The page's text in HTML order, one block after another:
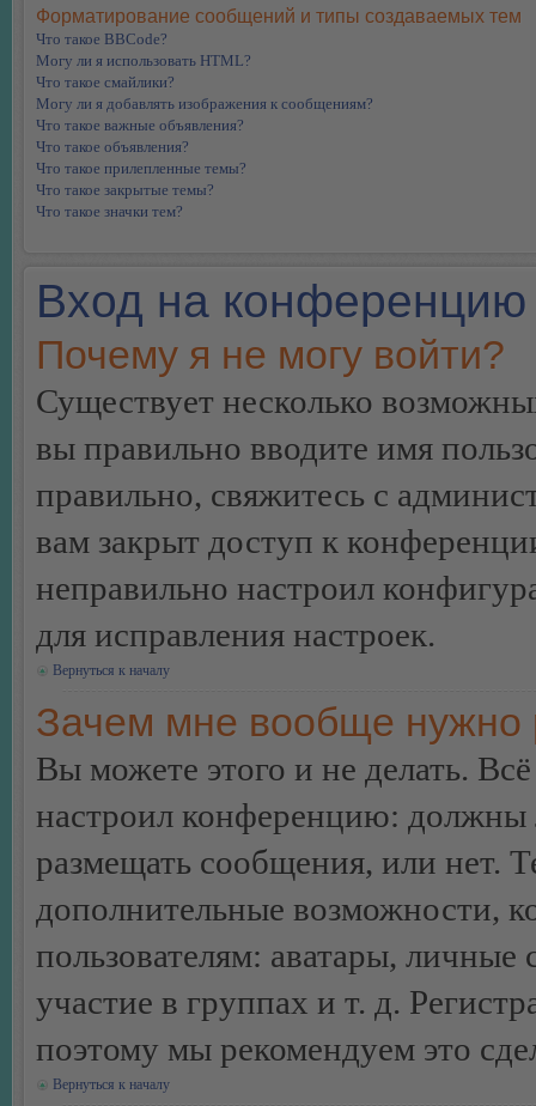
Форматирование сообщений и типы создаваемых тем
Что такое BBCode?
Могу ли я использовать HTML?
Что такое смайлики?
Могу ли я добавлять изображения к сообщениям?
Что такое важные объявления?
Что такое объявления?
Что такое прилепленные темы?
Что такое закрытые темы?
Что такое значки тем?
Вход на конференцию
Почему я не могу войти?
Существует несколько
вы правильно вводите имя
правильно, свяжитесь с
вам закрыт доступ к
неправильно настроил
для исправления настроек.
Вернуться к началу
Зачем мне вообще нужно
Вы можете этого и не делать.
настроил конференцию: должны
размещать сообщения, или нет.
дополнительные возможности,
пользователям: аватары,
участие в группах и т. д.
поэтому мы рекомендуем это
Вернуться к началу